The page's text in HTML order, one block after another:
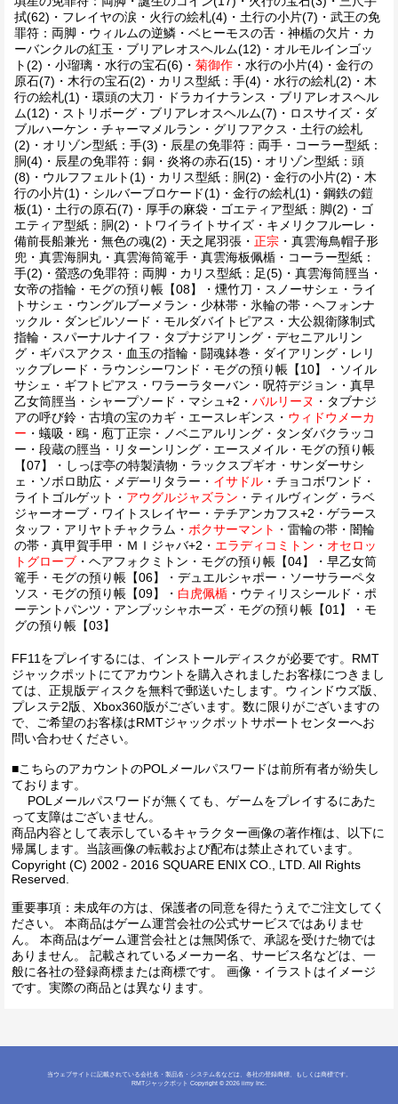
拭(62)・フレイヤの涙・火行の絵札(4)・土行の小片(7)・武王の免
罪符：両脚・ウィルムの逆鱗・ベヒーモスの舌・神楯の欠片・カ
ーバンクルの紅玉・ブリアレオスヘルム(12)・オルモルインゴッ
ト(2)・小瑠璃・水行の宝石(6)・ 菊御作 ・水行の小片(4)・金行の
原石(7)・木行の宝石(2)・カリス型紙：手(4)・水行の絵札(2)・木
行の絵札(1)・環頭の大刀・ドラカイナランス・ブリアレオスヘル
ム(12)・ストリボーグ・ブリアレオスヘルム(7)・ロスサイズ・ダ
ブルハーケン・チャーマメルラン・グリフアクス・土行の絵札
(2)・オリゾン型紙：手(3)・辰星の免罪符：両手・コーラー型紙：
胴(4)・辰星の免罪符：銅・炎将の赤石(15)・オリゾン型紙：頭
(8)・ウルフフェルト(1)・カリス型紙：胴(2)・金行の小片(2)・木
行の小片(1)・シルバーブロケード(1)・金行の絵札(1)・鋼鉄の鎧
板(1)・土行の原石(7)・厚手の麻袋・ゴエティア型紙：脚(2)・ゴ
エティア型紙：胴(2)・トワイライトサイズ・キメリクフルーレ・
備前長船兼光・無色の魂(2)・天之尾羽張・ 正宗 ・真雲海鳥帽子形
兜・真雲海胴丸・真雲海筒篭手・真雲海板佩楯・コーラー型紙：
手(2)・螢惑の免罪符：両脚・カリス型紙：足(5)・真雲海筒脛当・
女帝の指輪・モグの預り帳【08】・燻竹刀・スノーサシェ・ライ
トサシェ・ウングルブーメラン・少林帯・氷輪の帯・ヘフォンナ
ックル・ダンピルソード・モルダバイトピアス・大公親衛隊制式
指輪・スパーナルナイフ・タプナジアリング・デセニアルリン
グ・ギパスアクス・血玉の指輪・闘魂鉢巻・ダイアリング・レリ
ックブレード・ラウンシーワンド・モグの預り帳【10】・ソイル
サシェ・ギフトピアス・ワラーラターバン・呪符デジョン・真早
乙女筒脛当・シャープソード・マシュ+2・ バルリーヌ ・タブナジ
アの呼び鈴・古墳の宝のカギ・エースレギンス・ ウィドウメーカ
ー ・蟻吸・鴎・庖丁正宗・ノベニアルリング・タンダバクラッコ
ー・段蔵の脛当・リターンリング・エースメイル・モグの預り帳
【07】・しっぽ亭の特製漬物・ラックスプギオ・サンダーサシ
ェ・ソボロ助広・メデーリタラー・ イサドル ・チョコボワンド・
ライトゴルゲット・ アウグルジャズラン ・ティルヴィング・ラベ
ジャーオーブ・ワイトスレイヤー・テチアンカフス+2・ゲラース
タッフ・アリヤトチャクラム・ ボクサーマント ・雷輪の帯・闇輪
の帯・真甲賀手甲・ＭＩジャバ+2・ エラディコミトン ・ オセロッ
トグローブ ・ヘアフォクミトン・モグの預り帳【04】・早乙女筒
篭手・モグの預り帳【06】・デュエルシャポー・ソーサラーペタ
ソス・モグの預り帳【09】・ 白虎佩楯 ・ウティリスシールド・ポ
ーテントパンツ・アンブッシャホーズ・モグの預り帳【01】・モ
グの預り帳【03】
FF11をプレイするには、インストールディスクが必要です。RMT
ジャックポットにてアカウントを購入されましたお客様につきまし
ては、正規版ディスクを無料で郵送いたします。ウィンドウズ版、
プレステ2版、Xbox360版がございます。数に限りがございますの
で、ご希望のお客様はRMTジャックポットサポートセンターへお
問い合わせください。
■こちらのアカウントのPOLメールパスワードは前所有者が紛失し
ております。
POLメールパスワードが無くても、ゲームをプレイするにあた
って支障はございません。
商品内容として表示しているキャラクター画像の著作権は、以下に
帰属します。当該画像の転載および配布は禁止されています。
Copyright (C) 2002 - 2016 SQUARE ENIX CO., LTD. All Rights
Reserved.
重要事項：未成年の方は、保護者の同意を得たうえでご注文してく
ださい。 本商品はゲーム運営会社の公式サービスではありませ
ん。 本商品はゲーム運営会社とは無関係で、承認を受けた物では
ありません。 記載されているメーカー名、サービス名などは、一
般に各社の登録商標または商標です。 画像・イラストはイメージ
です。実際の商品とは異なります。
当ウェブサイトに記載されている会社名・製品名・システム名などは、各社の登録商標、もしくは商標です。
RMTジャックポット Copyright © 2026 iimy Inc.